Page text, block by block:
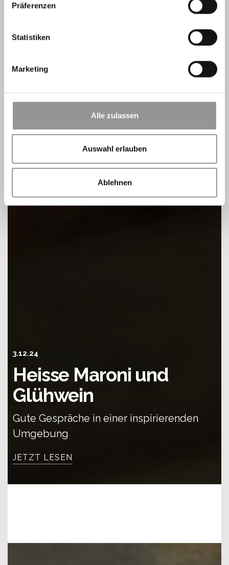
Präferenzen
Statistiken
Marketing
Alle zulassen
Auswahl erlauben
Ablehnen
3.12.24
Heisse Maroni und
Glühwein
Gute Gespräche in einer inspirierenden
Umgebung
JETZT LESEN